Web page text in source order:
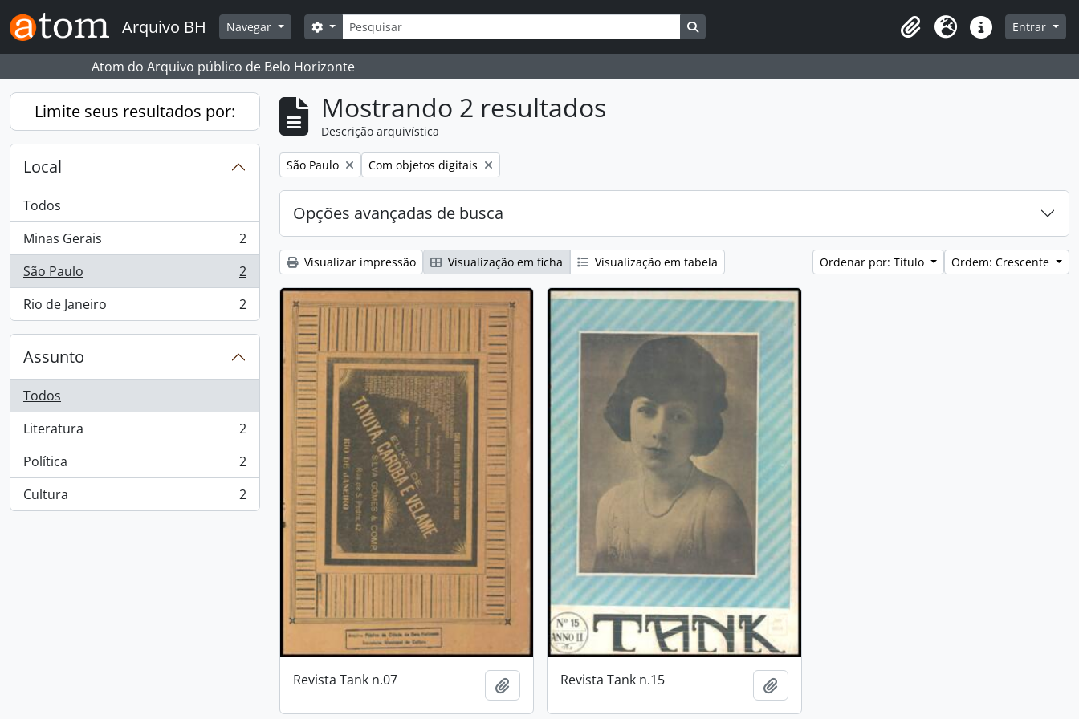
Skip to main content
Arquivo BH Navegar Buscar
Opções de busca
Área de Transferência
Idioma Atalhos Entrar
Atom do Arquivo público de Belo Horizonte
Limite seus resultados por:
Local
Todos
Minas Gerais
, 2 resultados
2
São Paulo
, 2 resultados
2
Rio de Janeiro
, 2 resultados 2
Assunto
Todos
Literatura
, 2 resultados
2
Política
, 2 resultados
2
Cultura
, 2 resultados 2
Mostrando 2 resultados
Descrição arquivística
Remover filtro:
São Paulo Remover filtro:
Com objetos digitais
Opções avançadas de busca
Visualizar impressão Visualização em ficha Visualização em tabela Ordenar por: Título Ordem: Crescente
Revista Tank n.07 Adicionar a área de transferência
Revista Tank n.15 Adicionar a área de transferência